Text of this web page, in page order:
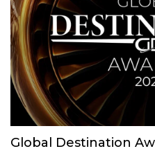
Global Destination